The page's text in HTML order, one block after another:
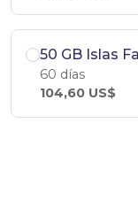
50 GB Islas
60 días
104,60 US$